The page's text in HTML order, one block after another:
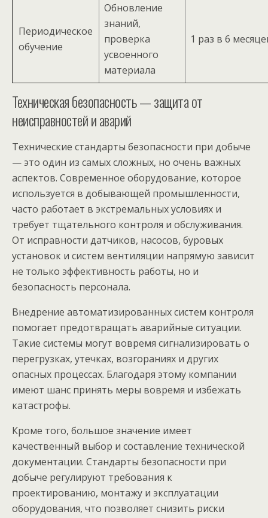
Периодическое
обучение
Обновление
знаний,
проверка
усвоенного
материала
1 раз в 6
Техническая безопасность — защита от
неисправностей и аварий
Технические стандарты безопасности при добыче
— это один из самых сложных, но очень важных
аспектов. Современное оборудование, которое
используется в добывающей промышленности,
часто работает в экстремальных условиях и
требует тщательного контроля и обслуживания.
От исправности датчиков, насосов, буровых
установок и систем вентиляции напрямую зависит
не только эффективность работы, но и
безопасность персонала.
Внедрение автоматизированных систем контроля
помогает предотвращать аварийные ситуации.
Такие системы могут вовремя сигнализировать о
перегрузках, утечках, возгораниях и других
опасных процессах. Благодаря этому компании
имеют шанс принять меры вовремя и избежать
катастрофы.
Кроме того, большое значение имеет
качественный выбор и составление технической
документации. Стандарты безопасности при
добыче регулируют требования к
проектированию, монтажу и эксплуатации
оборудования, что позволяет снизить риски